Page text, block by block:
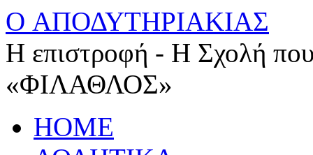
O ΑΠΟΔΥΤΗΡΙΑΚΙΑΣ
Η επιστροφή - Η Σχολή
«ΦΙΛΑΘΛΟΣ»
HOME